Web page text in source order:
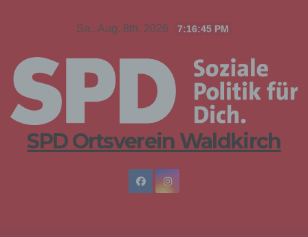
Sa.. Aug. 8th, 2026 7:16:46 PM
SPD Ortsverein Waldkirch